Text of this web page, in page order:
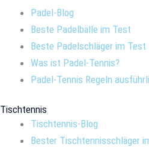
Padel-Blog
Beste Padelbälle im Test
Beste Padelschläger im Test
Was ist Padel-Tennis?
Padel-Tennis Regeln
Tischtennis
Tischtennis-Blog
Bester Tischtennisschläger